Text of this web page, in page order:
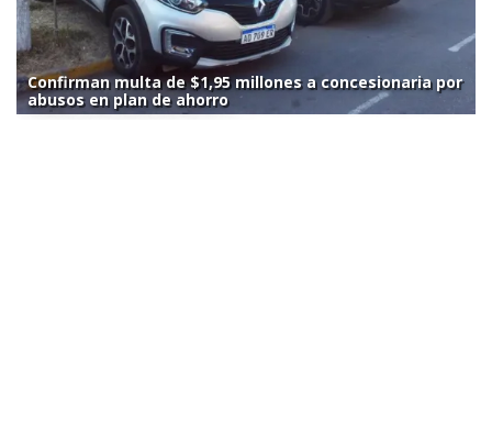
Confirman multa de $1,95 millones a concesionaria por
abusos en plan de ahorro